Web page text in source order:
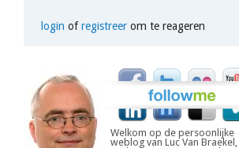
login ofregistreerom te reageren
Welkom op de persoonlijke
weblog van Luc Van Braekel,